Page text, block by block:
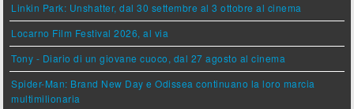
Linkin Park: Unshatter, dal 30 settembre al 3 ottobre al cinema
Locarno Film Festival 2026, al via
Tony - Diario di un giovane cuoco, dal 27 agosto al cinema
Spider-Man: Brand New Day e Odissea continuano la loro marcia
multimilionaria